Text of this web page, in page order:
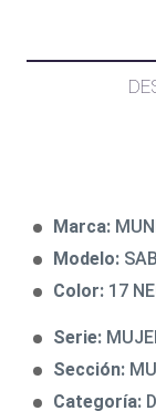
Marca:
Modelo:
Color: 17
Serie:
Sección:
Categoría: